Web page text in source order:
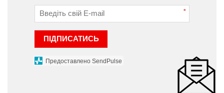
*
ПІДПИСАТИСЬ
Предоставлено SendPulse